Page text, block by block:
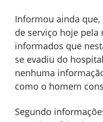
Informou ainda
de serviço hoje pela
informados que
se evadiu do
nenhuma
como o homem
Segundo